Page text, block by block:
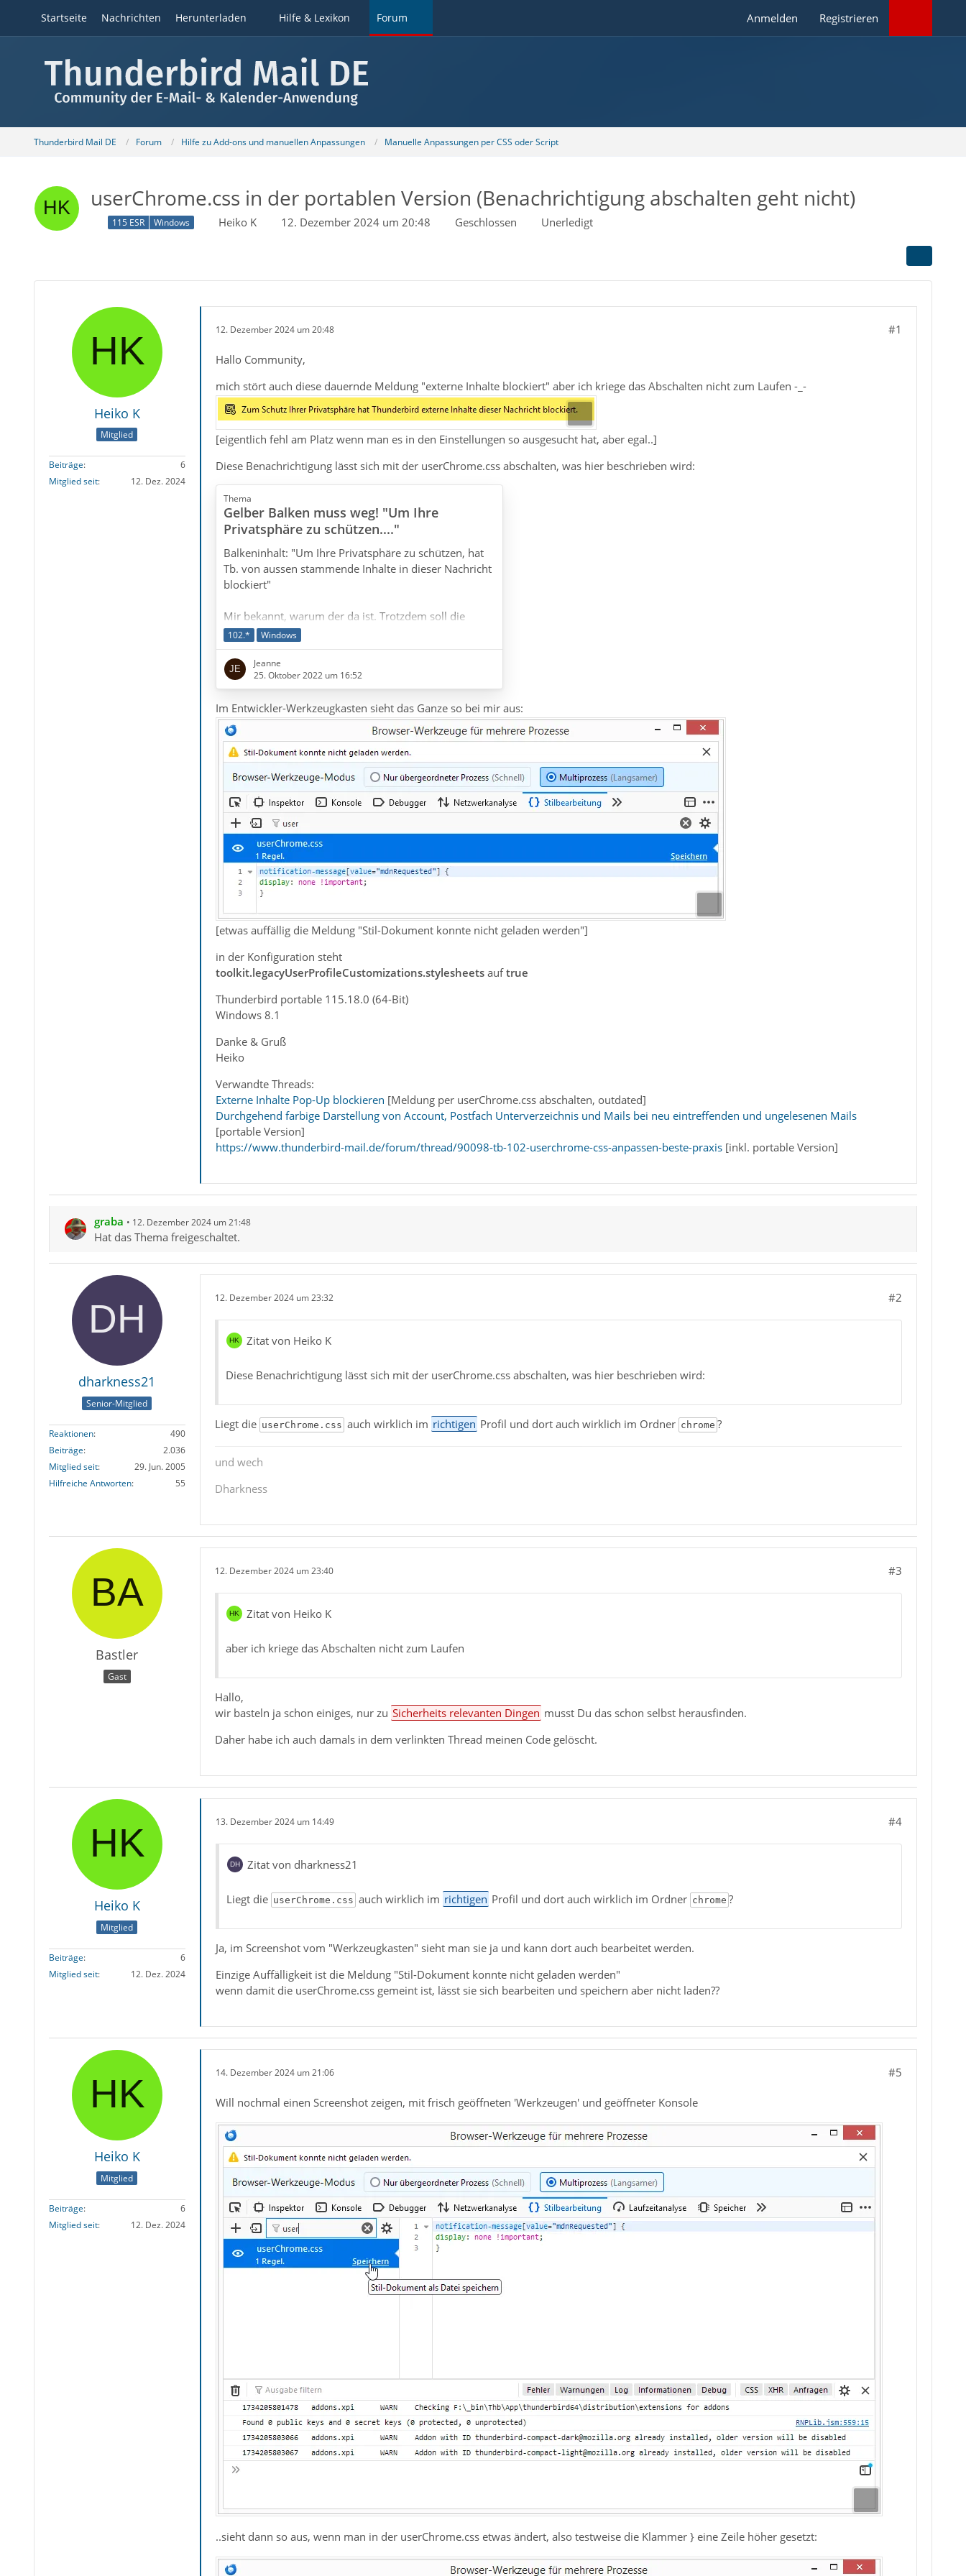
Startseite Nachrichten Herunterladen Hilfe & Lexikon Forum Anmelden Registrieren
Thunderbird Mail DE Forum Hilfe zu Add-ons und manuellen Anpassungen Manuelle Anpassungen per CSS oder Script
userChrome.css in der portablen Version (Benachrichtigung abschalten geht nicht)
115 ESR Windows Heiko K 12. Dezember 2024 um 20:48 Geschlossen Unerledigt
Heiko K
Mitglied
Beiträge
6
Mitglied seit
12. Dez. 2024
12. Dezember 2024 um 20:48 #1
Hallo Community,
mich stört auch diese dauernde Meldung "externe Inhalte blockiert" aber ich kriege das Abschalten nicht zum Laufen -_-
[eigentlich fehl am Platz wenn man es in den Einstellungen so ausgesucht hat, aber egal..]
Diese Benachrichtigung lässt sich mit der userChrome.css abschalten, was hier beschrieben wird:
Thema
Gelber Balken muss weg! "Um Ihre
Privatsphäre zu schützen...."
Balkeninhalt: "Um Ihre Privatsphäre zu schützen, hat
Tb. von aussen stammende Inhalte in dieser Nachricht
blockiert"
Mir bekannt, warum der da ist. Trotzdem soll die
Einstellung beibehalten werden, platzsparend o.
Balken. Im englischsprachigen Forum scheints ne
Lösung zu geben, aber erst nach Eingriff via
about:config. Gibts was besseres, ohne
102.3.3
Win10
Div. Provider
IMAP
102.* Windows
Jeanne
25. Oktober 2022 um 16:52
Im Entwickler-Werkzeugkasten sieht das Ganze so bei mir aus:
[etwas auffällig die Meldung "Stil-Dokument konnte nicht geladen werden"]
in der Konfiguration steht
toolkit.legacyUserProfileCustomizations.stylesheetsauftrue
Thunderbird portable 115.18.0 (64-Bit)
Windows 8.1
Danke & Gruß
Heiko
Verwandte Threads:
Externe Inhalte Pop-Up blockieren [Meldung per userChrome.css abschalten, outdated]
Durchgehend farbige Darstellung von Account, Postfach Unterverzeichnis und Mails bei neu eintreffenden und ungelesenen Mails
[portable Version]
https://www.thunderbird-mail.de/forum/thread/90098-tb-102-userchrome-css-anpassen-beste-praxis[inkl. portable Version]
graba 12. Dezember 2024 um 21:48
Hat das Thema freigeschaltet.
dharkness21
Senior-Mitglied
Reaktionen
490
Beiträge
2.036
Mitglied seit
29. Jun. 2005
Hilfreiche Antworten
55
12. Dezember 2024 um 23:32 #2
Zitat von Heiko K
Diese Benachrichtigung lässt sich mit der userChrome.css abschalten, was hier beschrieben wird:
Liegt die userChrome.css auch wirklich im richtigen Profil und dort auch wirklich im Ordner chrome ?
und wech
Dharkness
Bastler
Gast
12. Dezember 2024 um 23:40 #3
Zitat von Heiko K
aber ich kriege das Abschalten nicht zum Laufen
Hallo,
wir basteln ja schon einiges, nur zu Sicherheits relevanten Dingen musst Du das schon selbst herausfinden.
Daher habe ich auch damals in dem verlinkten Thread meinen Code gelöscht.
Heiko K
Mitglied
Beiträge
6
Mitglied seit
12. Dez. 2024
13. Dezember 2024 um 14:49 #4
Zitat von dharkness21
Liegt die userChrome.css auch wirklich im richtigen Profil und dort auch wirklich im Ordner chrome ?
Ja, im Screenshot vom "Werkzeugkasten" sieht man sie ja und kann dort auch bearbeitet werden.
Einzige Auffälligkeit ist die Meldung "Stil-Dokument konnte nicht geladen werden"
wenn damit die userChrome.css gemeint ist, lässt sie sich bearbeiten und speichern aber nicht laden??
Heiko K
Mitglied
Beiträge
6
Mitglied seit
12. Dez. 2024
14. Dezember 2024 um 21:06 #5
Will nochmal einen Screenshot zeigen, mit frisch geöffneten 'Werkzeugen' und geöffneter Konsole
..sieht dann so aus, wenn man in der userChrome.css etwas ändert, also testweise die Klammer } eine Zeile höher gesetzt: